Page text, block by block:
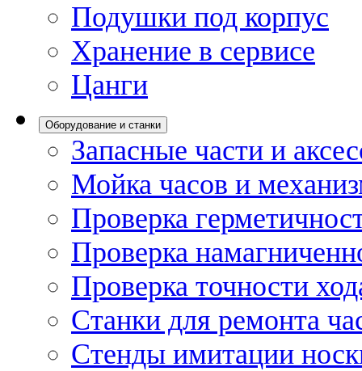
Подушки под корпус
Хранение в сервисе
Цанги
Оборудование и станки
Запасные части и
Мойка часов и
Проверка
Проверка
Проверка точности
Станки для ремонта
Стенды имитации